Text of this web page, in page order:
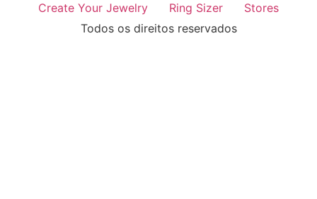
Create Your Jewelry
Ring Sizer
Stores
Todos os direitos reservados